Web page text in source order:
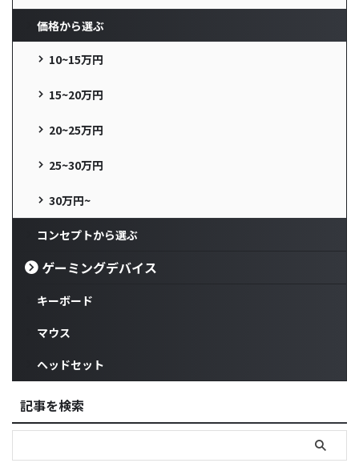
価格から選ぶ
10~15万円
15~20万円
20~25万円
25~30万円
30万円~
コンセプトから選ぶ
ゲーミングデバイス
キーボード
マウス
ヘッドセット
記事を検索